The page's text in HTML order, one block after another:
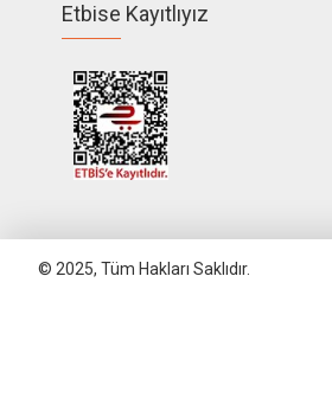
Etbise Kayıtlıyız
© 2025, Tüm Hakları Saklıdır.